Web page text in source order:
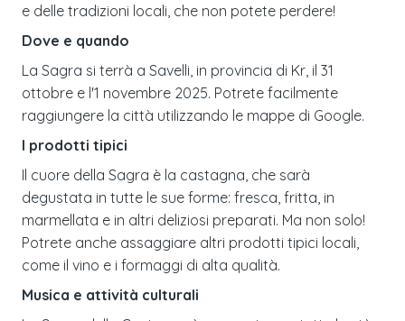
e delle tradizioni locali, che non potete perdere!
Dove e quando
La Sagra si terrà a Savelli, in provincia di Kr, il 31
ottobre e l'1 novembre 2025. Potrete facilmente
raggiungere la città utilizzando le mappe di Google.
I prodotti tipici
Il cuore della Sagra è la castagna, che sarà
degustata in tutte le sue forme: fresca, fritta, in
marmellata e in altri deliziosi preparati. Ma non solo!
Potrete anche assaggiare altri prodotti tipici locali,
come il vino e i formaggi di alta qualità.
Musica e attività culturali